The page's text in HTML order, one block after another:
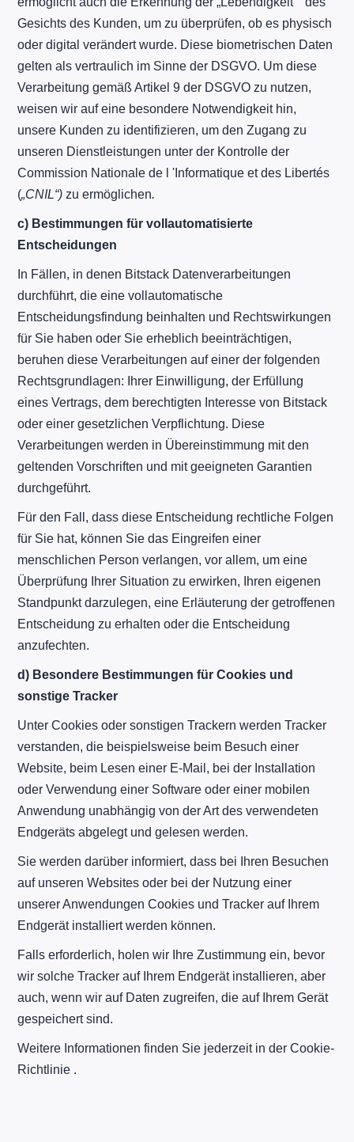
Gesichts des Kunden, um zu überprüfen, ob es physisch
oder digital verändert wurde. Diese biometrischen Daten
gelten als vertraulich im Sinne der DSGVO. Um diese
Verarbeitung gemäß Artikel 9 der DSGVO zu nutzen,
weisen wir auf eine besondere Notwendigkeit hin,
unsere Kunden zu identifizieren, um den Zugang zu
unseren Dienstleistungen unter der Kontrolle der
Commission Nationale de l 'Informatique et des Libertés
(„CNIL“)zu ermöglichen.
c) Bestimmungen für vollautomatisierte
Entscheidungen
In Fällen, in denen Bitstack Datenverarbeitungen
durchführt, die eine vollautomatische
Entscheidungsfindung beinhalten und Rechtswirkungen
für Sie haben oder Sie erheblich beeinträchtigen,
beruhen diese Verarbeitungen auf einer der folgenden
Rechtsgrundlagen: Ihrer Einwilligung, der Erfüllung
eines Vertrags, dem berechtigten Interesse von Bitstack
oder einer gesetzlichen Verpflichtung. Diese
Verarbeitungen werden in Übereinstimmung mit den
geltenden Vorschriften und mit geeigneten Garantien
durchgeführt.
Für den Fall, dass diese Entscheidung rechtliche Folgen
für Sie hat, können Sie das Eingreifen einer
menschlichen Person verlangen, vor allem, um eine
Überprüfung Ihrer Situation zu erwirken, Ihren eigenen
Standpunkt darzulegen, eine Erläuterung der getroffenen
Entscheidung zu erhalten oder die Entscheidung
anzufechten.
d) Besondere Bestimmungen für Cookies und
sonstige Tracker
Unter Cookies oder sonstigen Trackern werden Tracker
verstanden, die beispielsweise beim Besuch einer
Website, beim Lesen einer E-Mail, bei der Installation
oder Verwendung einer Software oder einer mobilen
Anwendung unabhängig von der Art des verwendeten
Endgeräts abgelegt und gelesen werden.
Sie werden darüber informiert, dass bei Ihren Besuchen
auf unseren Websites oder bei der Nutzung einer
unserer Anwendungen Cookies und Tracker auf Ihrem
Endgerät installiert werden können.
Falls erforderlich, holen wir Ihre Zustimmung ein, bevor
wir solche Tracker auf Ihrem Endgerät installieren, aber
auch, wenn wir auf Daten zugreifen, die auf Ihrem Gerät
gespeichert sind.
Weitere Informationen finden Sie jederzeit in der Cookie-
Richtlinie .